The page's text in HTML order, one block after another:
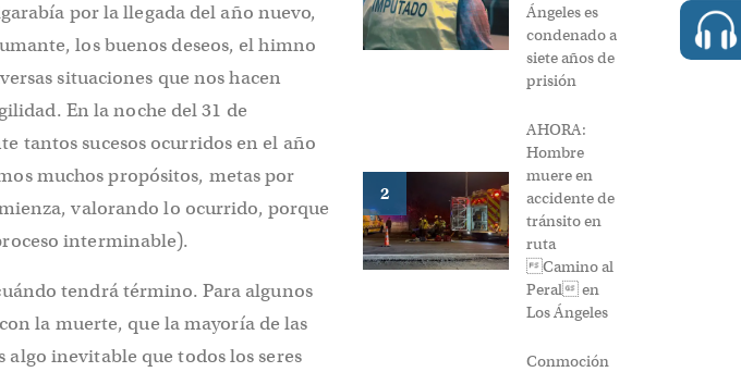
por la llegada del año nuevo,
los buenos deseos, el himno
situaciones que nos hacen
En la noche del 31 de
tantos sucesos ocurridos en el año
muchos propósitos, metas por
valorando lo ocurrido, porque
interminable).
tendrá término. Para algunos
la muerte, que la mayoría de las
algo inevitable que todos los seres
Ángeles es
condenado a
siete años de
prisión
2
AHORA:
Hombre
muere en
accidente de
tránsito en
ruta
Camino al
Peral en
Los Ángeles
Conmoción